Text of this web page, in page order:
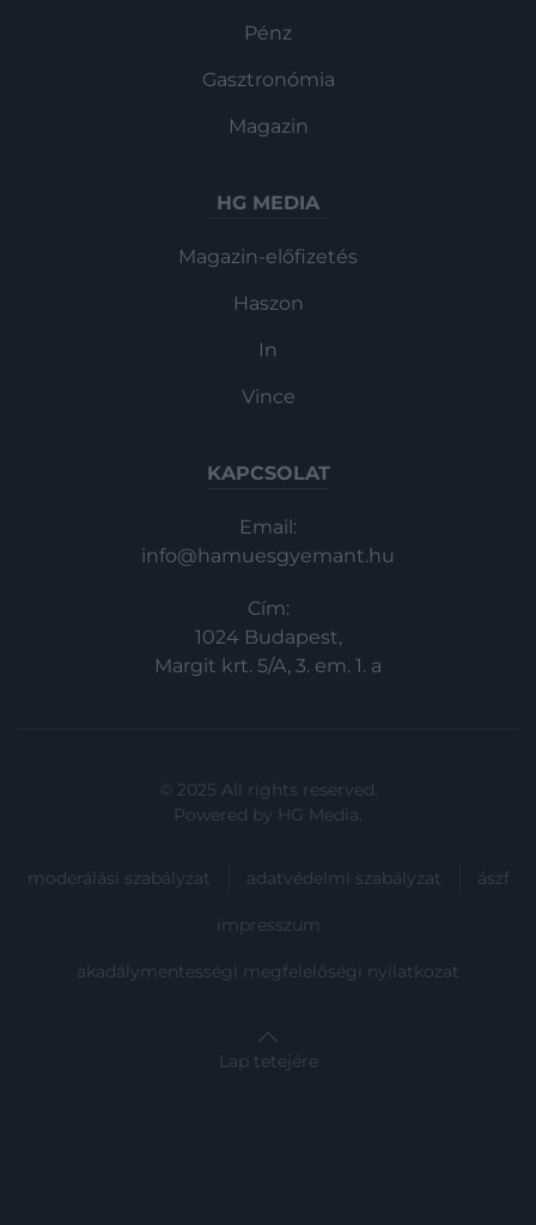
Pénz
Gasztronómia
Magazin
HG MEDIA
Magazin-előfizetés
Haszon
In
Vince
KAPCSOLAT
Email:
info@hamuesgyemant.hu
Cím:
1024 Budapest,
Margit krt. 5/A, 3. em. 1. a
© 2025 All rights reserved.
Powered by HG Media.
moderálási szabályzat adatvédelmi szabályzat ászf
impresszum
akadálymentességi megfelelőségi nyilatkozat
Lap tetejére